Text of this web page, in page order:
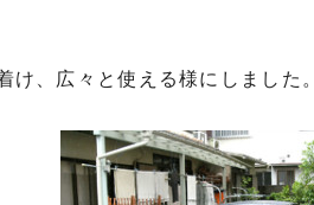
、広々と使える様にしました。